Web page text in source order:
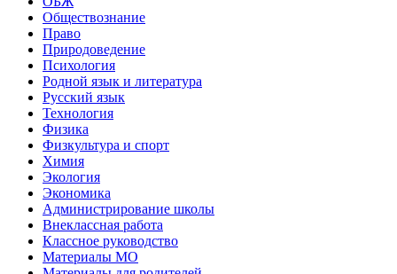
Обществознание
Право
Природоведение
Психология
Родной язык и литература
Русский язык
Технология
Физика
Физкультура и спорт
Химия
Экология
Экономика
Администрирование школы
Внеклассная работа
Классное руководство
Материалы МО